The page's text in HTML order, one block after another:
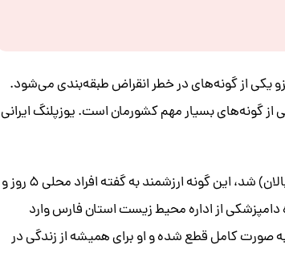
یکی از گونه‌های در خطر انقراض طبقه‌بندی می‌شود.
گونه‌های بسیار مهم کشورمان است. یوزپلنگ ایرانی
چند روز پیش یک پلنگ ایرانی ماده در منطقه بشاگرد گرفتار تله‌ای سخت (بالان) شد، این گونه ارزشمند به گفته افراد محلی ۵ روز و
اینکه بالاخره دامپزشکی از اداره محیط زیست استان فارس وارد
دست این حیوان را از تله رها کرد. دست این پلنگ روز ۳۰ آذر به صورت کامل قطع شده و او برای همیشه از زندگی در